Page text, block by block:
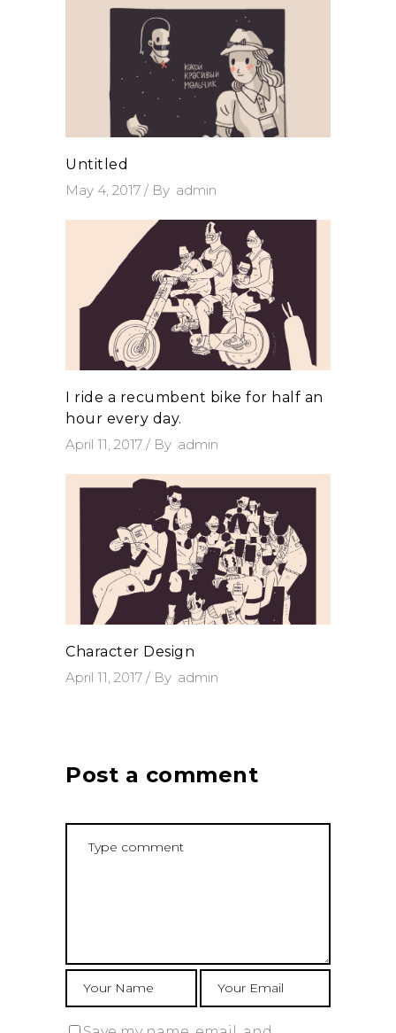
Untitled
May 4, 2017
By admin
I ride a recumbent bike for half an
hour every day.
April 11, 2017
By admin
Character Design
April 11, 2017
By admin
Post a comment